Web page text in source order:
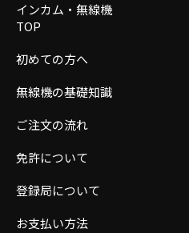
インカム・無線機
TOP
初めての方へ
無線機の基礎知識
ご注文の流れ
免許について
登録局について
お支払い方法